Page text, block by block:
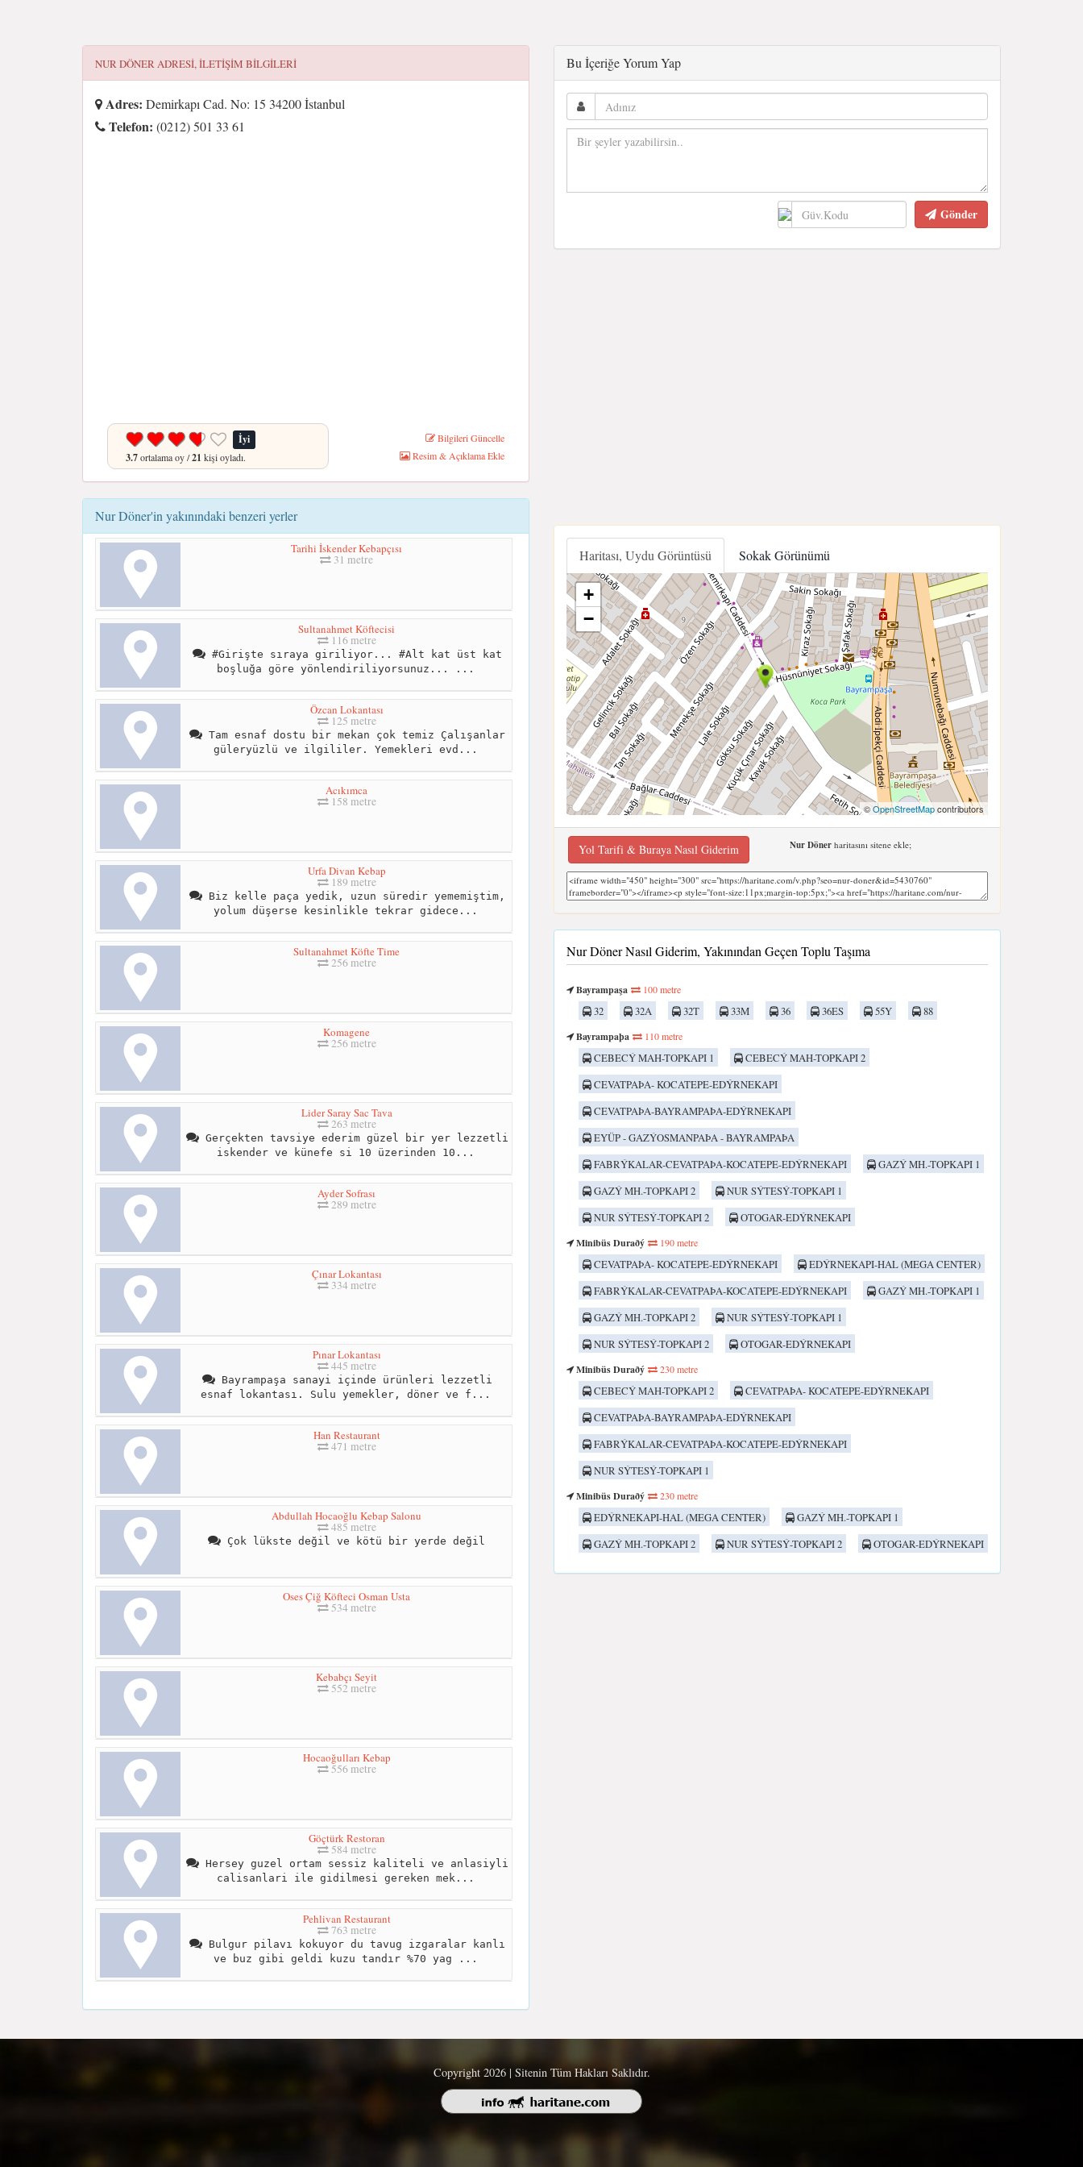
NUR DÖNERADRESI, ILETIŞIM BILGILERI
Adres: Demirkapı Cad. No: 15 34200 İstanbul
Telefon: (0212) 501 33 61
İyi
3.7ortalama oy /21 kişi oyladı.
Bilgileri Güncelle
Resim & Açıklama Ekle
Nur Döner'in yakınındaki benzeri yerler
Tarihi İskender Kebapçısı
31 metre
Sultanahmet Köftecisi
116 metre
#Girişte sıraya giriliyor... #Alt kat üst kat
boşluğa göre yönlendiriliyorsunuz... ...
Özcan Lokantası
125 metre
Tam esnaf dostu bir mekan çok temiz Çalışanlar
güleryüzlü ve ilgililer. Yemekleri evd...
Acıkımca
158 metre
Urfa Divan Kebap
189 metre
Biz kelle paça yedik, uzun süredir yememiştim,
yolum düşerse kesinlikle tekrar gidece...
Sultanahmet Köfte Time
256 metre
Komagene
256 metre
Lider Saray Sac Tava
263 metre
Gerçekten tavsiye ederim güzel bir yer lezzetli
iskender ve künefe si 10 üzerinden 10...
Ayder Sofrası
289 metre
Çınar Lokantası
334 metre
Pınar Lokantası
445 metre
Bayrampaşa sanayi içinde ürünleri lezzetli
esnaf lokantası. Sulu yemekler, döner ve f...
Han Restaurant
471 metre
Abdullah Hocaoğlu Kebap Salonu
485 metre
Çok lükste değil ve kötü bir yerde değil
Oses Çiğ Köfteci Osman Usta
534 metre
Kebabçı Seyit
552 metre
Hocaoğulları Kebap
556 metre
Göçtürk Restoran
584 metre
Hersey guzel ortam sessiz kaliteli ve anlasiyli
calisanlari ile gidilmesi gereken mek...
Pehlivan Restaurant
763 metre
Bulgur pilavı kokuyor du tavug izgaralar kanlı
ve buz gibi geldi kuzu tandır %70 yag ...
Bu İçeriğe Yorum Yap
Gönder
Haritası, Uydu Görüntüsü Sokak Görünümü
+
−
©OpenStreetMapcontributors
Yol Tarifi & Buraya Nasıl Giderim Nur Dönerharitasını sitene ekle;
Nur Döner Nasıl Giderim, Yakınından Geçen Toplu Taşıma
Bayrampaşa 100 metre
32 32A 32T 33M 36 36ES 55Y
88
Bayrampaþa
110 metre
CEBECÝ MAH-TOPKAPI 1
CEBECÝ MAH-TOPKAPI 2
CEVATPAÞA- KOCATEPE-EDÝRNEKAPI
CEVATPAÞA-BAYRAMPAÞA-EDÝRNEKAPI
EYÜP - GAZÝOSMANPAÞA - BAYRAMPAÞA
FABRÝKALAR-CEVATPAÞA-KOCATEPE-EDÝRNEKAPI
GAZÝ MH.-TOPKAPI 1
GAZÝ MH.-TOPKAPI 2
NUR SÝTESÝ-TOPKAPI 1
NUR SÝTESÝ-TOPKAPI 2
OTOGAR-EDÝRNEKAPI
Minibüs Duraðý
190 metre
CEVATPAÞA- KOCATEPE-EDÝRNEKAPI
EDÝRNEKAPI-HAL (MEGA CENTER)
FABRÝKALAR-CEVATPAÞA-KOCATEPE-EDÝRNEKAPI
GAZÝ MH.-TOPKAPI 1
GAZÝ MH.-TOPKAPI 2
NUR SÝTESÝ-TOPKAPI 1
NUR SÝTESÝ-TOPKAPI 2
OTOGAR-EDÝRNEKAPI
Minibüs Duraðý
230 metre
CEBECÝ MAH-TOPKAPI 2
CEVATPAÞA- KOCATEPE-EDÝRNEKAPI
CEVATPAÞA-BAYRAMPAÞA-EDÝRNEKAPI
FABRÝKALAR-CEVATPAÞA-KOCATEPE-EDÝRNEKAPI
NUR SÝTESÝ-TOPKAPI 1
Minibüs Duraðý
230 metre
EDÝRNEKAPI-HAL (MEGA CENTER)
GAZÝ MH.-TOPKAPI 1
GAZÝ MH.-TOPKAPI 2
NUR SÝTESÝ-TOPKAPI 2 OTOGAR-EDÝRNEKAPI
Copyright 2026 | Sitenin Tüm Hakları Saklıdır.